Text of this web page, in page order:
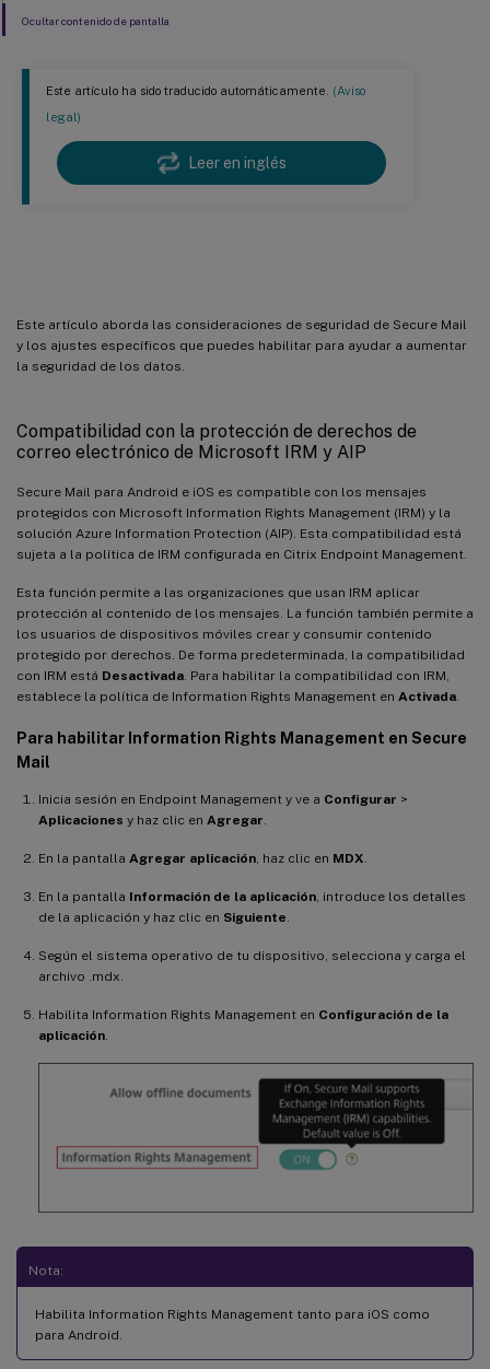
Este artículo ha sido traducido automáticamente. (Aviso
legal)
Leer en inglés
Este artículo aborda las consideraciones de seguridad de Secure Mail
y los ajustes específicos que puedes habilitar para ayudar a aumentar
la seguridad de los datos.
Compatibilidad con la protección de derechos de
correo electrónico de Microsoft IRM y AIP
Secure Mail para Android e iOS es compatible con los mensajes
protegidos con Microsoft Information Rights Management (IRM) y la
solución Azure Information Protection (AIP). Esta compatibilidad está
sujeta a la política de IRM configurada en Citrix Endpoint Management.
Esta función permite a las organizaciones que usan IRM aplicar
protección al contenido de los mensajes. La función también permite a
los usuarios de dispositivos móviles crear y consumir contenido
protegido por derechos. De forma predeterminada, la compatibilidad
con IRM está Desactivada . Para habilitar la compatibilidad con IRM,
establece la política de Information Rights Management en Activada
Para habilitar Information Rights Management en Secure
Mail
Inicia sesión en Endpoint Management y ve a Configurar >
Aplicaciones y haz clic en Agregar
En la pantalla Agregar aplicación , haz clic en MDX
En la pantalla Información de la aplicación , introduce los detalles
de la aplicación y haz clic en Siguiente
Según el sistema operativo de tu dispositivo, selecciona y carga el
archivo .mdx.
Habilita Information Rights Management en Configuración de la
aplicación
Nota:
Habilita Information Rights Management tanto para iOS como
para Android.
Ocultar contenido de pantalla